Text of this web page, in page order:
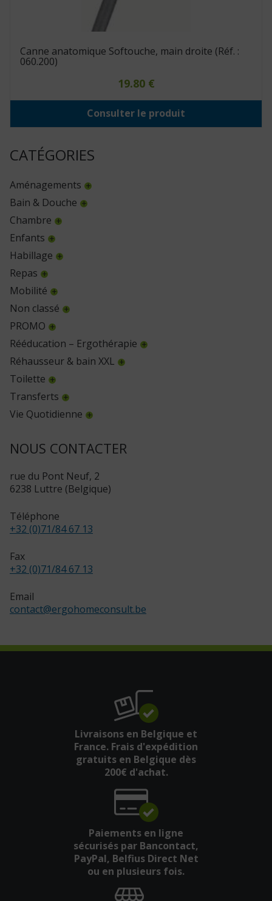
CATÉGORIES
Aménagements
Bain & Douche
Chambre
Enfants
Habillage
Repas
Mobilité
Non classé
PROMO
Rééducation – Ergothérapie
Réhausseur & bain XXL
Toilette
Transferts
Vie Quotidienne
NOUS CONTACTER
rue du Pont Neuf, 2
6238 Luttre (Belgique)
Téléphone
+32 (0)71/84 67 13
Fax
+32 (0)71/84 67 13
Email
contact@ergohomeconsult.be
Canne anatomique Softouche, main droite (Réf. :
060.200)
19.80 €
Consulter le produit
Livraisons en Belgique et
France. Frais d'expédition
gratuits en Belgique dès
200€ d'achat.
Paiements en ligne
sécurisés par Bancontact,
PayPal, Belfius Direct Net
ou en plusieurs fois.